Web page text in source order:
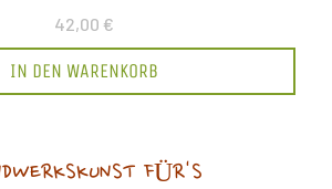
42,00 €
IN DEN WARENKORB
FÜR'S